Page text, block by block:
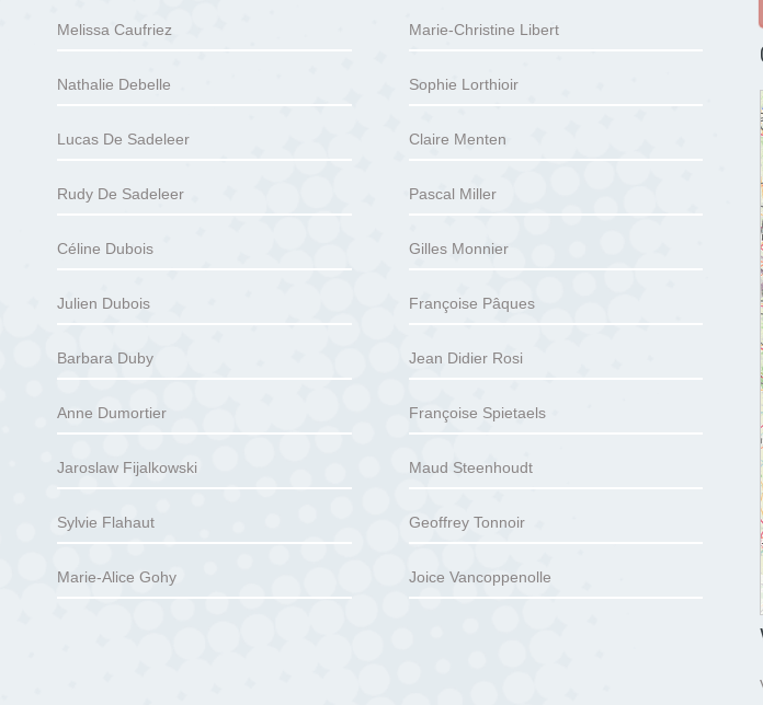
Melissa Caufriez
Nathalie Debelle
Lucas De Sadeleer
Rudy De Sadeleer
Céline Dubois
Julien Dubois
Barbara Duby
Anne Dumortier
Jaroslaw Fijalkowski
Sylvie Flahaut
Marie-Alice Gohy
Marie-Christine Libert
Sophie Lorthioir
Claire Menten
Pascal Miller
Gilles Monnier
Françoise Pâques
Jean Didier Rosi
Françoise Spietaels
Maud Steenhoudt
Geoffrey Tonnoir
Joice Vancoppenolle